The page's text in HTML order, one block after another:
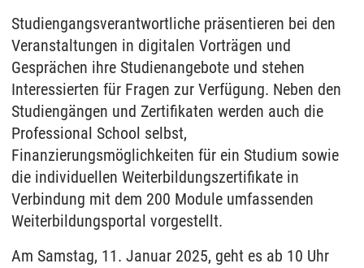
Studiengangsverantwortliche präsentieren bei den
Veranstaltungen in digitalen Vorträgen und
Gesprächen ihre Studienangebote und stehen
Interessierten für Fragen zur Verfügung. Neben den
Studiengängen und Zertifikaten werden auch die
Professional School selbst,
Finanzierungsmöglichkeiten für ein Studium sowie
die individuellen Weiterbildungszertifikate in
Verbindung mit dem 200 Module umfassenden
Weiterbildungsportal vorgestellt.
Am Samstag, 11. Januar 2025, geht es ab 10 Uhr